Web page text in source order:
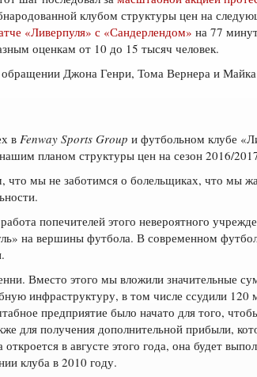
клубом структуры цен на
«Ливерпуля» с «Сандерлендом» на 77
оценкам от 10 до 15 тысяч человек.
Джона Генри, Тома Вернера и
в Fenway Sports Group и футбольном клубе
планом структуры цен на сезон 2016/
мы не заботимся о болельщиках, что мы
попечителей этого невероятного
на вершины футбола. В современном
Вместо этого мы вложили значительные
инфраструктуру, в том числе ссудили 120
предприятие было начато для того,
для получения дополнительной прибыли,
в августе этого года, она будет
клуба в 2010 году.